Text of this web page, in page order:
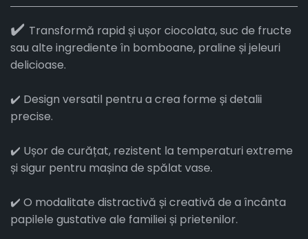
✔️ Transformă rapid și ușor ciocolata, suc de fructe
sau alte ingrediente în bomboane, praline și jeleuri
delicioase.
✔️ Design versatil pentru a crea forme și detalii
precise.
✔️ Ușor de curățat, rezistent la temperaturi extreme
și sigur pentru mașina de spălat vase.
✔️ O modalitate distractivă și creativă de a încânta
papilele gustative ale familiei și prietenilor.